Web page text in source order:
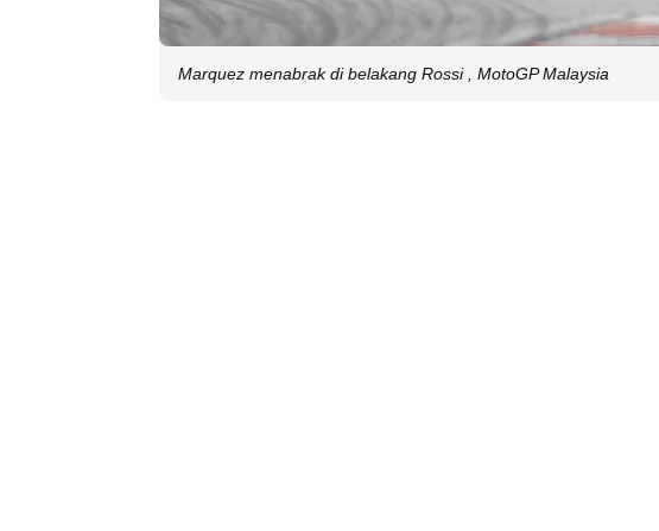
Marquez menabrak di belakang Rossi , MotoGP Malaysia